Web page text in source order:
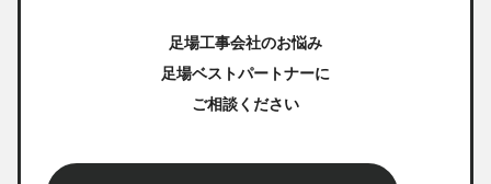
足場工事会社のお悩み
足場ベストパートナーに
ご相談ください